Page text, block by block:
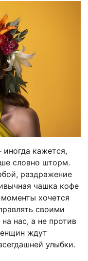
кажется,
словно шторм.
раздражение
чашка кофе
хочется
своими
нас, а не против
ждут
улыбки.